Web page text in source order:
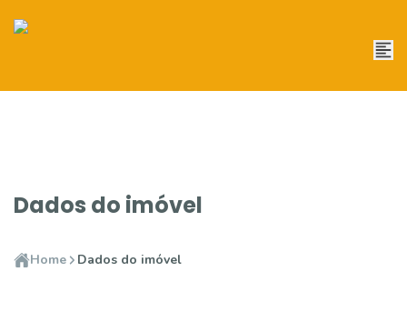
Dados do imóvel
Home Dados do imóvel